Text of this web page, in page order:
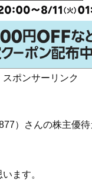
スポンサーリンク
）さんの株主優待
ます。